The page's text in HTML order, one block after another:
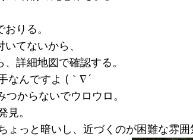
りる。
てないから、
詳細地図で確認する。
なんですよ (｀∇´ゞ
からないでウロウロ。
見。
ょっと暗いし、近づくのが困難な雰囲